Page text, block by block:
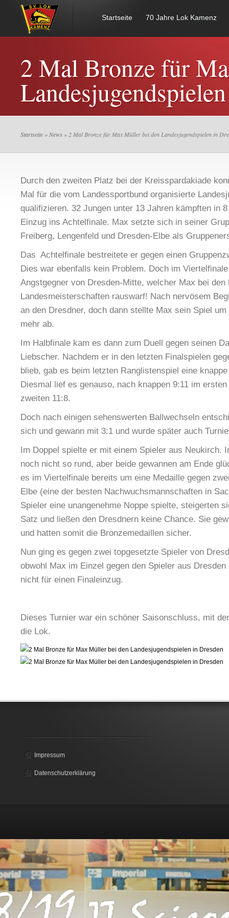
Startseite 70 Jahre Lok Kamenz
2 Mal Bronze für
Startseite » News » 2 Mal Bronze für Max Müller bei den Landesjugendspielen in
Durch den zweiten Platz bei der Kreisspardakiade
Mal für die vom Landessportbund organisierte
qualifizieren. 32 Jungen unter 13 Jahren kämpften in
Einzug ins Achtelfinale. Max setzte sich in seiner
Freiberg, Lengenfeld und Dresden-Elbe als
Das Achtelfinale bestreitete er gegen einen
Dies war ebenfalls kein Problem. Doch im
Angstgegner von Dresden-Mitte, welcher Max bei den
Landesmeisterschaften rauswarf! Nach nervösem
an den Dresdner, doch dann stellte Max sein Spiel
mehr ab.
Im Halbfinale kam es dann zum Duell gegen seinen
Liebscher. Nachdem er in den letzten Finalspielen
blieb, gab es beim letzten Ranglistenspiel eine
Diesmal lief es genauso, nach knappen 9:11 im
zweiten 11:8.
Doch nach einigen sehenswerten Ballwechseln
sich und gewann mit 3:1 und wurde später auch
Im Doppel spielte er mit einem Spieler aus Neukirch.
noch nicht so rund, aber beide gewannen am Ende
es im Viertelfinale bereits um eine Medaille gegen
Elbe (eine der besten Nachwuchsmannschaften in
Spieler eine unangenehme Noppe spielte, steigerten
Satz und ließen den Dresdnern keine Chance. Sie
und hatten somit die Bronzemedaillen sicher.
Nun ging es gegen zwei topgesetzte Spieler von
obwohl Max im Einzel gegen den Spieler aus
nicht für einen Finaleinzug.
Dieses Turnier war ein schöner Saisonschluss, mit
die Lok.
Impressum
Datenschutzerklärung